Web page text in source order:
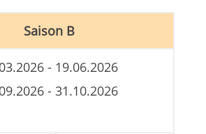
Saison B
- 19.06.2026
- 31.10.2026